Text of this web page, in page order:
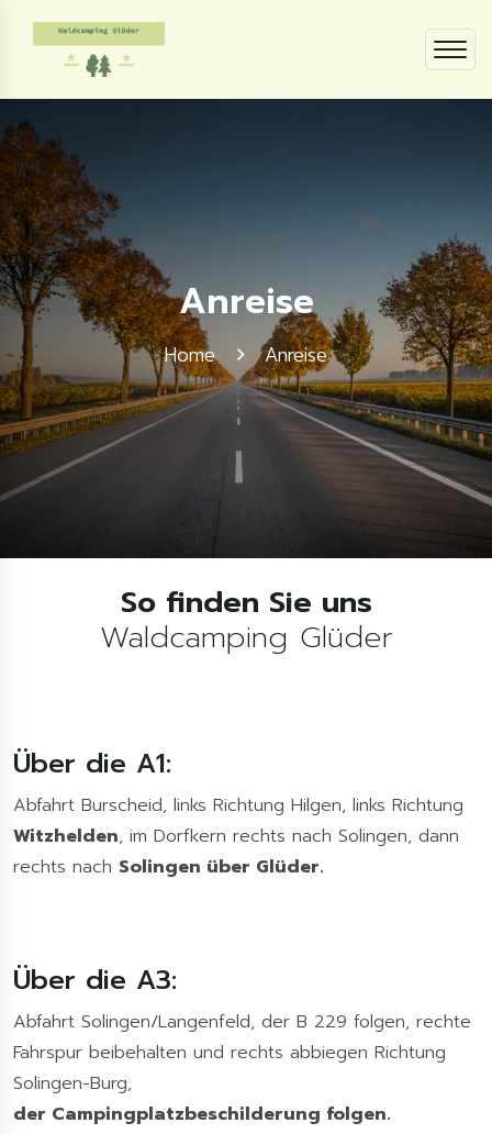
Anreise
Home Anreise
So finden Sie uns
Waldcamping Glüder
Über die A1:
Abfahrt Burscheid, links Richtung Hilgen, links Richtung
Witzhelden, im Dorfkern rechts nach Solingen, dann
rechts nach Solingen über Glüder.
Über die A3:
Abfahrt Solingen/Langenfeld, der B 229 folgen, rechte
Fahrspur beibehalten und rechts abbiegen Richtung
Solingen-Burg,
der Campingplatzbeschilderung folgen.